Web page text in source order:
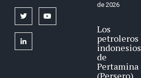
twitter
linkedin
de 2026
Los
petroleros
indonesios
de
Pertamina